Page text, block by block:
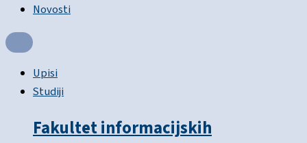
Novosti
Upisi
Studiji
Fakultet informacijskih